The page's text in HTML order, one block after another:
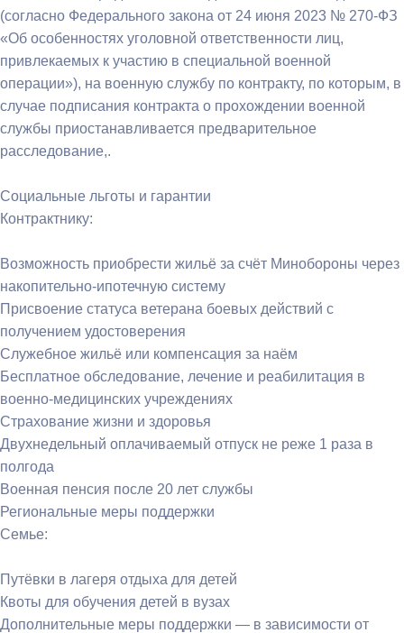
(согласно Федерального закона от 24 июня 2023 № 270-ФЗ
«Об особенностях уголовной ответственности лиц,
привлекаемых к участию в специальной военной
операции»), на военную службу по контракту, по которым, в
случае подписания контракта о прохождении военной
службы приостанавливается предварительное
расследование,.
Социальные льготы и гарантии
Контрактнику:
Возможность приобрести жильё за счёт Минобороны через
накопительно-ипотечную систему
Присвоение статуса ветерана боевых действий с
получением удостоверения
Служебное жильё или компенсация за наём
Бесплатное обследование, лечение и реабилитация в
военно-медицинских учреждениях
Страхование жизни и здоровья
Двухнедельный оплачиваемый отпуск не реже 1 раза в
полгода
Военная пенсия после 20 лет службы
Региональные меры поддержки
Семье:
Путёвки в лагеря отдыха для детей
Квоты для обучения детей в вузах
Дополнительные меры поддержки — в зависимости от